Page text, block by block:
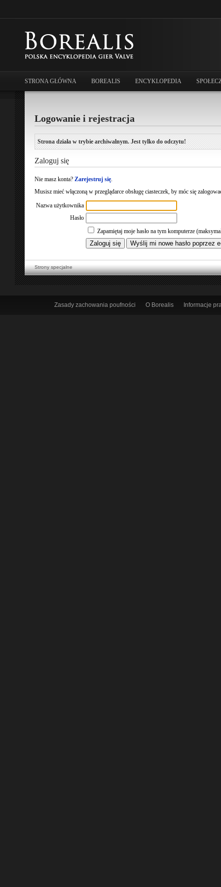
STRONA GŁÓWNA BOREALIS ENCYKLOPEDIA
Logowanie i rejestracja
Strona działa w trybie archiwalnym. Jest tylko do odczytu!
Zaloguj się
Nie masz konta? Zarejestruj się
Musisz mieć włączoną w przeglądarce obsługę ciasteczek, by móc się
Nazwa użytkownika
Hasło
Zapamiętaj moje hasło na tym komputerze
Strony specjalne
Zasady zachowania poufności O Borealis Informacje